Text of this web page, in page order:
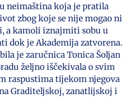
neimaština koja je pratila
zbog koje se nije mogao ni
a kamoli iznajmiti sobu u
dok je Akademija zatvorena.
je zaručnica Tonica Šoljan
željno iščekivala o svim
raspustima tijekom njegova
Graditeljskoj, zanatlijskoj i